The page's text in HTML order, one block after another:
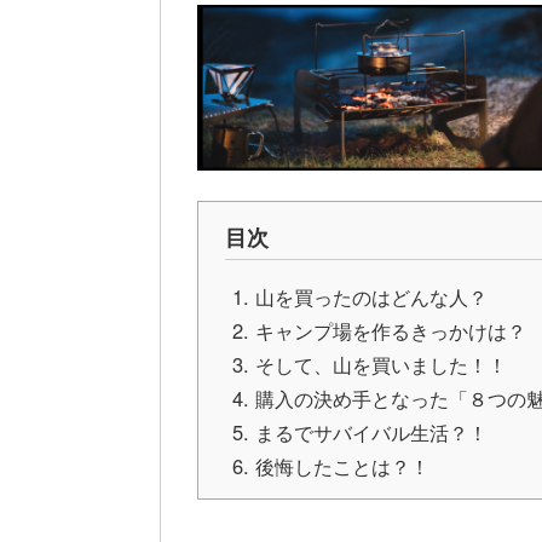
目次
山を買ったのはどんな人？
キャンプ場を作るきっかけは？
そして、山を買いました！！
購入の決め手となった「８つの
まるでサバイバル生活？！
後悔したことは？！